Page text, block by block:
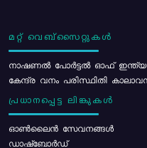
മറ്റ് വെബ്സൈറ്റുകൾ
നാഷണൽ പോർട്ടൽ ഓഫ് ഇന്ത്യ
കേന്ദ്ര വനം പരിസ്ഥിതി
പ്രധാനപ്പെട്ട ലിങ്കുകൾ
ഓൺലൈൻ സേവനങ്ങൾ
ഡാഷ്ബോർഡ്